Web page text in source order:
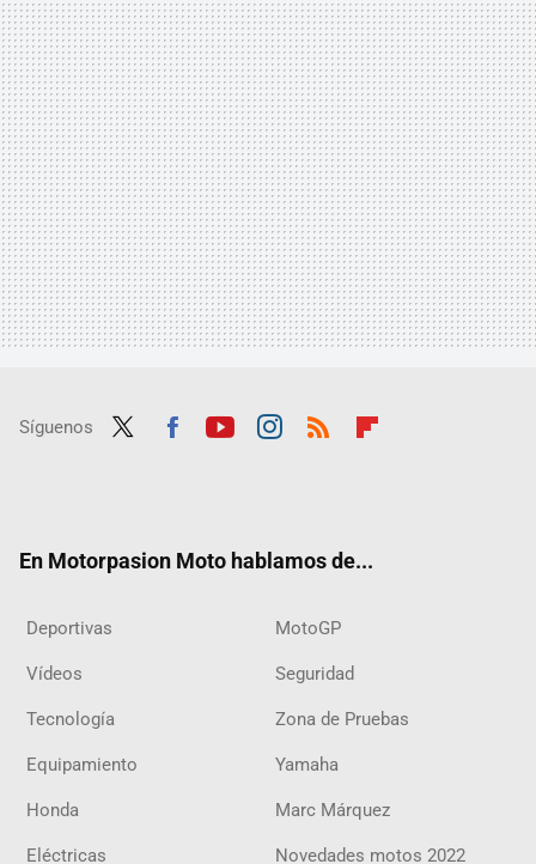
Síguenos
En Motorpasion Moto hablamos de...
Deportivas MotoGP
Vídeos Seguridad
Tecnología Zona de Pruebas
Equipamiento Yamaha
Honda Marc Márquez
Eléctricas Novedades motos 2022